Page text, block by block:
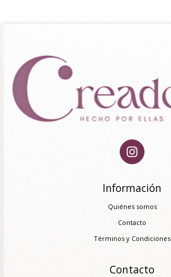
Información
Quiénes somos
Contacto
Términos y Condiciones
Contacto